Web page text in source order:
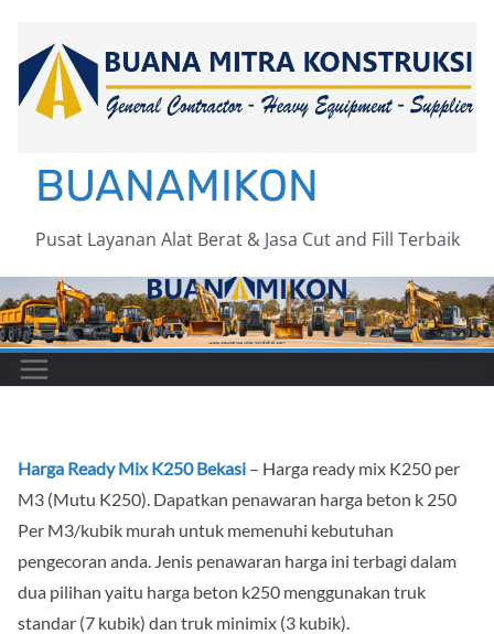
content
BUANAMIKON
Pusat Layanan Alat Berat & Jasa Cut and Fill Terbaik
Harga Ready Mix K250 Bekasi – Harga ready mix K250 per
M3 (Mutu K250). Dapatkan penawaran harga beton k 250
Per M3/kubik murah untuk memenuhi kebutuhan
pengecoran anda. Jenis penawaran harga ini terbagi dalam
dua pilihan yaitu harga beton k250 menggunakan truk
standar (7 kubik) dan truk minimix (3 kubik).